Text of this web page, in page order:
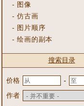
- 图像
-仿古画
- 图片顺序
-绘画的副本
搜索目录
价格
-
作者